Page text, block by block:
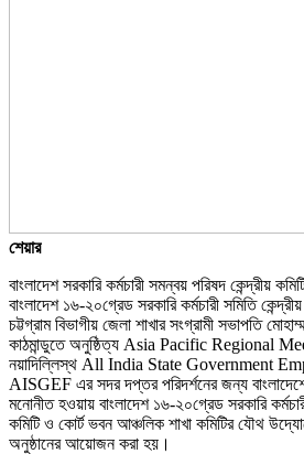
শেয়ার
বাংলাদেশ সরকারি কর্মচারী সমন্বয় পরিষদ কেন্দ্রীয়
বাংলাদেশ ১৬-২০গ্রেড সরকারি কর্মচারী সমিতি
চট্টগ্রাম বিভাগীয় জেলা শাখার সংগ্রামী সভাপতি
কাঠমান্ডুতে অনুষ্ঠিত্য Asia Pacific Regional
নয়াদিল্লিস্থ All India State Government
AISGEF এর সদর দপ্তর পরিদর্শনের জন্য
মনোনীত হওয়ায় বাংলাদেশ ১৬-২০গ্রেড সরকারি
কমিটি ও কোর্ট ভবন আঞ্চলিক শাখা কমিটির যৌথ
অনুষ্ঠানের আয়োজন করা হয়।